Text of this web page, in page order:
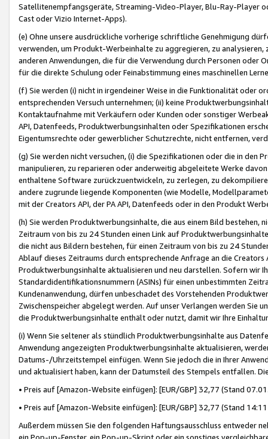
Satellitenempfangsgeräte, Streaming-Video-Player, Blu-Ray-Player
Cast oder Vizio Internet-Apps).
(e) Ohne unsere ausdrückliche vorherige schriftliche Genehmigung
verwenden, um Produkt-Werbeinhalte zu aggregieren, zu
anderen Anwendungen, die für die Verwendung durch Personen
für die direkte Schulung oder Feinabstimmung eines maschinellen
(f) Sie werden (i) nicht in irgendeiner Weise in die Funktionalität oder
entsprechenden Versuch unternehmen; (ii) keine
Kontaktaufnahme mit Verkäufern oder Kunden oder sonstiger
API, Datenfeeds, Produktwerbungsinhalten oder Spezifikationen
Eigentumsrechte oder gewerblicher Schutzrechte, nicht entfernen,
(g) Sie werden nicht versuchen, (i) die Spezifikationen oder die in
manipulieren, zu reparieren oder anderweitig abgeleitete Werke
enthaltene Software zurückzuentwickeln, zu zerlegen, zu
andere zugrunde liegende Komponenten (wie Modelle,
mit der Creators API, der PA API, Datenfeeds oder in den Produkt
(h) Sie werden Produktwerbungsinhalte, die aus einem Bild bestehen,
Zeitraum von bis zu 24 Stunden einen Link auf
die nicht aus Bildern bestehen, für einen Zeitraum von bis zu 24
Ablauf dieses Zeitraums durch entsprechende Anfrage an die
Produktwerbungsinhalte aktualisieren und neu darstellen. Sofern wir
Standardidentifikationsnummern (ASINs) für einen unbestimmten
Kundenanwendung, dürfen unbeschadet des Vorstehenden
Zwischenspeicher abgelegt werden. Auf unser Verlangen werden Sie
die Produktwerbungsinhalte enthält oder nutzt, damit wir Ihre
(i) Wenn Sie seltener als stündlich Produktwerbungsinhalte aus
Anwendung angezeigten Produktwerbungsinhalte aktualisieren,
Datums-/Uhrzeitstempel einfügen. Wenn Sie jedoch die in Ihrer
und aktualisiert haben, kann der Datumsteil des Stempels entfallen.
• Preis auf [Amazon-Website einfügen]: [EUR/GBP] 32,77 (Stand
• Preis auf [Amazon-Website einfügen]: [EUR/GBP] 32,77 (Stand
Außerdem müssen Sie den folgenden Haftungsausschluss entweder
ein Pop-up-Fenster, ein Pop-up-Skript oder ein sonstiges